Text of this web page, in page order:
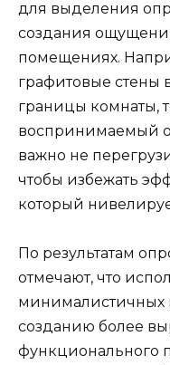
для выделения
создания
помещениях.
графитовые стены
границы комнаты,
воспринимаемый
важно не
чтобы избежать
который
По результатам
отмечают, что
минималистичных
созданию более
функционального